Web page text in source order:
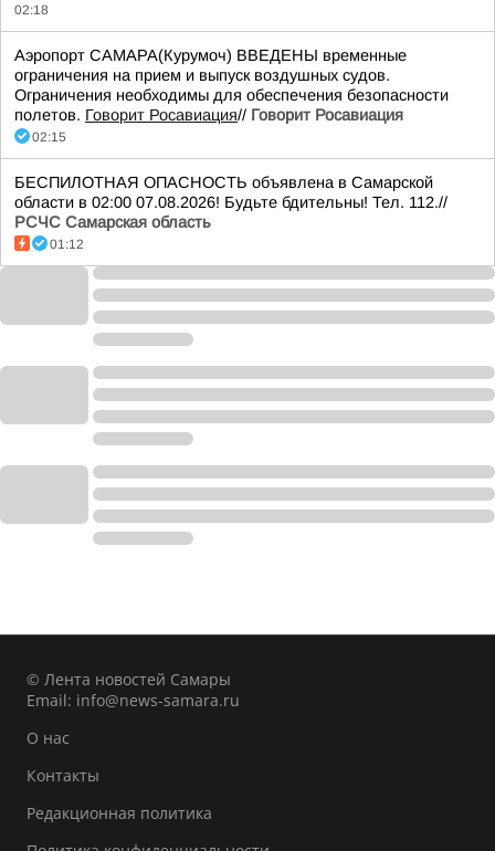
02:18
Аэропорт САМАРА(Курумоч) ВВЕДЕНЫ временные
ограничения на прием и выпуск воздушных судов.
Ограничения необходимы для обеспечения безопасности
полетов. Говорит Росавиация// Говорит Росавиация
02:15
БЕСПИЛОТНАЯ ОПАСНОСТЬ объявлена в Самарской
области в 02:00 07.08.2026! Будьте бдительны! Тел. 112.//
РСЧС Самарская область
01:12
© Лента новостей Самары
Email: info@news-samara.ru
О нас
Контакты
Редакционная политика